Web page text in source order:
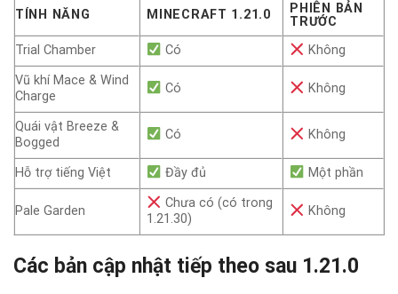
TÍNH NĂNG MINECRAFT 1.21.0
PHIÊN BẢN
TRƯỚC
Trial Chamber
Có
Không
Vũ khí Mace & Wind
Charge
Có Không
Quái vật Breeze &
Bogged
Có Không
Hỗ trợ tiếng Việt Đầy đủ Một phần
Pale Garden
Chưa có (có trong
1.21.30)
Không
Các bản cập nhật tiếp theo sau 1.21.0